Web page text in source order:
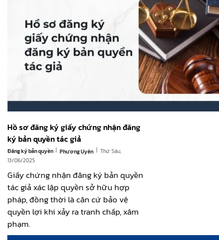
Hồ sơ đăng ký giấy chứng nhận đăng
ký bản quyền tác giả
Đăng ký bản quyền | Phương Uyên | Thứ Sáu,
13/06/2025
Giấy chứng nhận đăng ký bản quyền
tác giả xác lập quyền sở hữu hợp
pháp, đồng thời là căn cứ bảo vệ
quyền lợi khi xảy ra tranh chấp, xâm
phạm.